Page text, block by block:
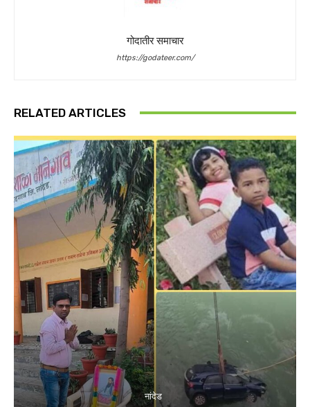
गोदातीर समाचार
https://godateer.com/
RELATED ARTICLES
नांदेड